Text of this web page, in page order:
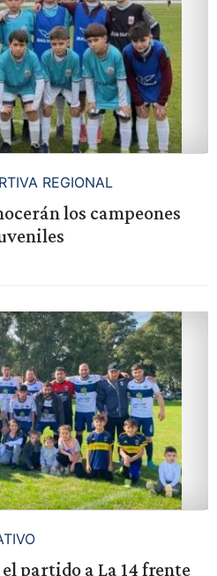
REGIONAL
los campeones
partido a La 14 frente